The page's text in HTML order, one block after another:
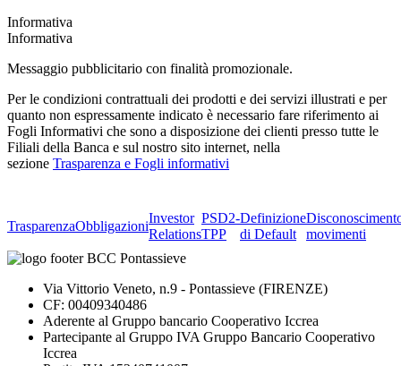
Informativa
Informativa
Messaggio pubblicitario con finalità promozionale.
Per le condizioni contrattuali dei prodotti e dei servizi illustrati e per
quanto non espressamente indicato è necessario fare riferimento ai
Fogli Informativi che sono a disposizione dei clienti presso tutte le
Filiali della Banca e sul nostro sito internet, nella
sezione Trasparenza e Fogli informativi
TrasparenzaObbligazioni
Investor
Relations
PSD2-
TPP
Definizione
di Default
movimenti
Via Vittorio Veneto, n.9 - Pontassieve (FIRENZE)
CF: 00409340486
Aderente al Gruppo bancario Cooperativo Iccrea
Partecipante al Gruppo IVA Gruppo Bancario Cooperativo
Iccrea